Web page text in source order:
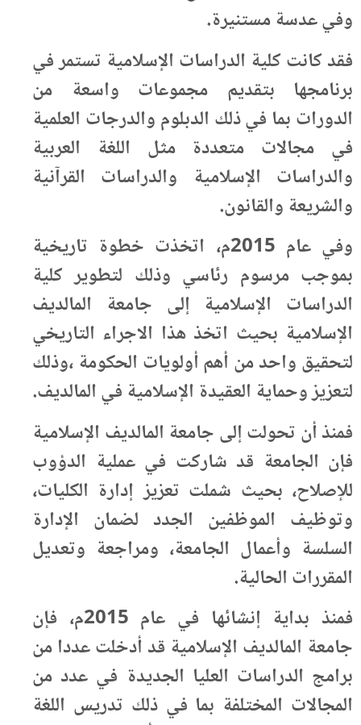
وفي عدسة مستنيرة.
فقد كانت كلية الدراسات الإسلامية تستمر في
برنامجها بتقديم مجموعات واسعة من
الدورات بما في ذلك الدبلوم والدرجات العلمية
في مجالات متعددة مثل اللغة العربية
والدراسات الإسلامية والدراسات القرآنية
والشريعة والقانون.
وفي عام 2015م، اتخذت خطوة تاريخية
بموجب مرسوم رئاسي وذلك لتطوير كلية
الدراسات الإسلامية إلى جامعة المالديف
الإسلامية بحيث اتخذ هذا الاجراء التاريخي
لتحقيق واحد من أهم أولويات الحكومة ،وذلك
لتعزيز وحماية العقيدة الإسلامية في المالديف.
فمنذ أن تحولت إلى جامعة المالديف الإسلامية
فإن الجامعة قد شاركت في عملية الدؤوب
للإصلاح، بحيث شملت تعزيز إدارة الكليات،
وتوظيف الموظفين الجدد لضمان الإدارة
السلسة وأعمال الجامعة، ومراجعة وتعديل
المقررات الحالية.
فمنذ بداية إنشائها في عام 2015م، فإن
جامعة المالديف الإسلامية قد أدخلت عددا من
برامج الدراسات العليا الجديدة في عدد من
المجالات المختلفة بما في ذلك تدريس اللغة